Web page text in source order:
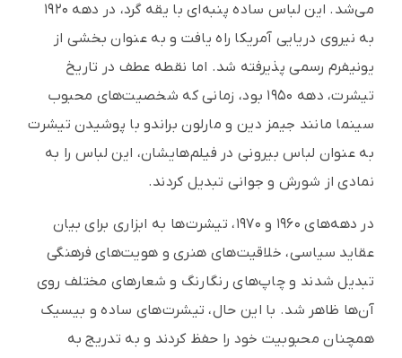
می‌شد. این لباس ساده پنبه‌ای با یقه گرد، در دهه ۱۹۲۰
به نیروی دریایی آمریکا راه یافت و به عنوان بخشی از
یونیفرم رسمی پذیرفته شد. اما نقطه عطف در تاریخ
تیشرت، دهه ۱۹۵۰ بود، زمانی که شخصیت‌های محبوب
سینما مانند جیمز دین و مارلون براندو با پوشیدن تیشرت
به عنوان لباس بیرونی در فیلم‌هایشان، این لباس را به
نمادی از شورش و جوانی تبدیل کردند.
در دهه‌های ۱۹۶۰ و ۱۹۷۰، تیشرت‌ها به ابزاری برای بیان
عقاید سیاسی، خلاقیت‌های هنری و هویت‌های فرهنگی
تبدیل شدند و چاپ‌های رنگارنگ و شعارهای مختلف روی
آن‌ها ظاهر شد. با این حال، تیشرت‌های ساده و بیسیک
همچنان محبوبیت خود را حفظ کردند و به تدریج به